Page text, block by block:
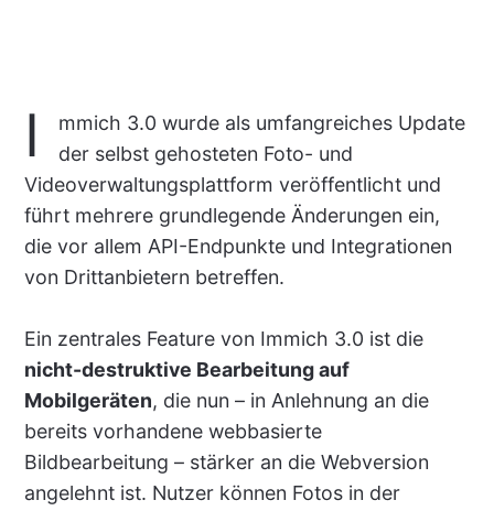
I
mmich 3.0 wurde als umfangreiches Update
der selbst gehosteten Foto- und
Videoverwaltungsplattform veröffentlicht und
führt mehrere grundlegende Änderungen ein,
die vor allem API-Endpunkte und Integrationen
von Drittanbietern betreffen.
Ein zentrales Feature von Immich 3.0 ist die
nicht-destruktive Bearbeitung auf
Mobilgeräten, die nun – in Anlehnung an die
bereits vorhandene webbasierte
Bildbearbeitung – stärker an die Webversion
angelehnt ist. Nutzer können Fotos in der